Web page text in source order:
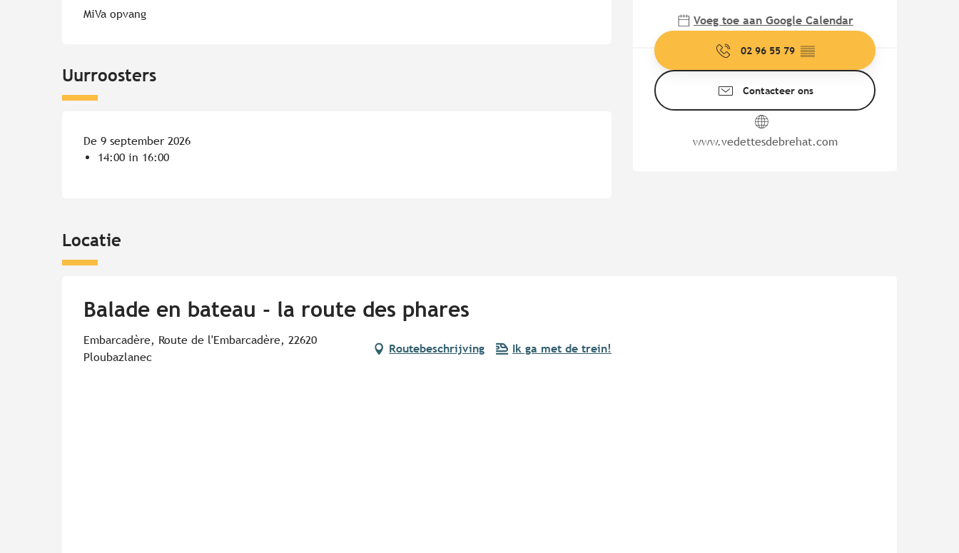
Voeg toe aan Google Calendar
02 96 55 79 ▒▒
Contacteer ons
www.vedettesdebrehat.com
MiVa opvang
Uurroosters
De 9 september 2026
14:00 in 16:00
Locatie
Balade en bateau - la route des phares
Embarcadère, Route de l'Embarcadère, 22620
Ploubazlanec
Routebeschrijving Ik ga met de trein!